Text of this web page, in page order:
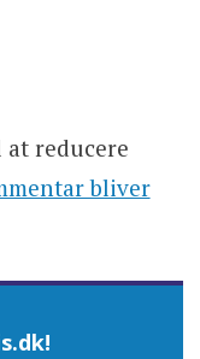
reducere
bliver